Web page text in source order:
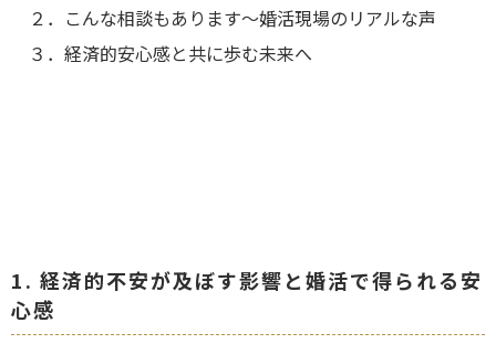
２． こんな相談もあります～婚活現場のリアルな声
３． 経済的安心感と共に歩む未来へ
1. 経済的不安が及ぼす影響と婚活で得られる安
心感